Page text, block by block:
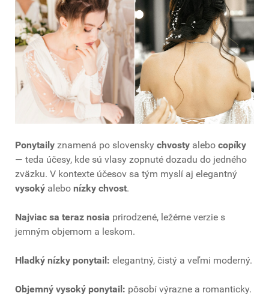
Ponytaily znamená po slovensky chvosty alebo copíky
— teda účesy, kde sú vlasy zopnuté dozadu do jedného
zväzku. V kontexte účesov sa tým myslí aj elegantný
vysoký alebo nízky chvost.
Najviac sa teraz nosia prirodzené, ležérne verzie s
jemným objemom a leskom.
Hladký nízky ponytail: elegantný, čistý a veľmi moderný.
Objemný vysoký ponytail: pôsobí výrazne a romanticky.